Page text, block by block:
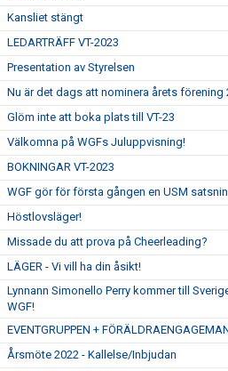
Kansliet stängt
LEDARTRÄFF VT-2023
Presentation av Styrelsen
Nu är det dags att nominera årets förening
Glöm inte att boka plats till VT-23
Välkomna på WGFs Juluppvisning!
BOKNINGAR VT-2023
WGF gör för första gången en USM
Höstlovsläger!
Missade du att prova på Cheerleading?
LÄGER - Vi vill ha din åsikt!
Lynnann Simonello Perry kommer till
WGF!
EVENTGRUPPEN +
Årsmöte 2022 - Kallelse/Inbjudan